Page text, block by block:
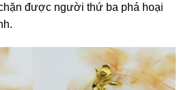
được người thứ ba phá hoại